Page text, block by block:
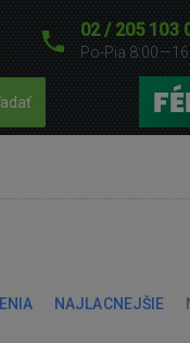
02 / 205 103
Po-Pia
NAJLACNEJŠIE